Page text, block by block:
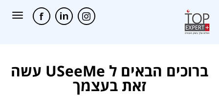
ברוכים הבאים ל USeeMe עשה
זאת בעצמך